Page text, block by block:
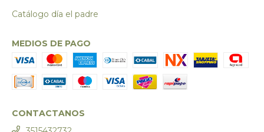
Catálogo día el padre
MEDIOS DE PAGO
CONTACTANOS